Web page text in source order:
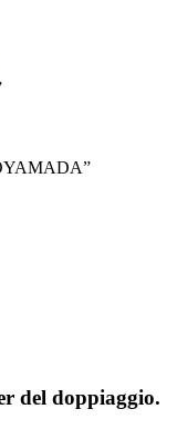
”
del doppiaggio.